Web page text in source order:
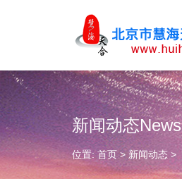
新闻动态News
位置: 首页> 新闻动态 >